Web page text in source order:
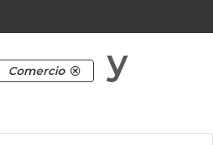
Comercio
y